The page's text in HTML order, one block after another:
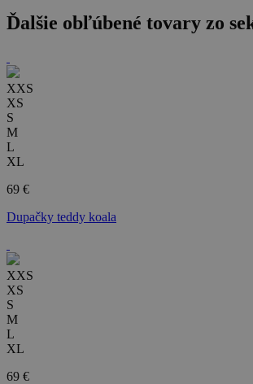
Ďalšie obľúbené tovary zo
XXS
XS
S
M
L
XL
69 €
Dupačky teddy koala
XXS
XS
S
M
L
XL
69 €